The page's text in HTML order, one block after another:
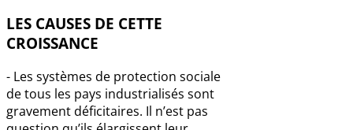
LES CAUSES DE CETTE
CROISSANCE
- Les systèmes de protection sociale
de tous les pays industrialisés sont
gravement déficitaires. Il n’est pas